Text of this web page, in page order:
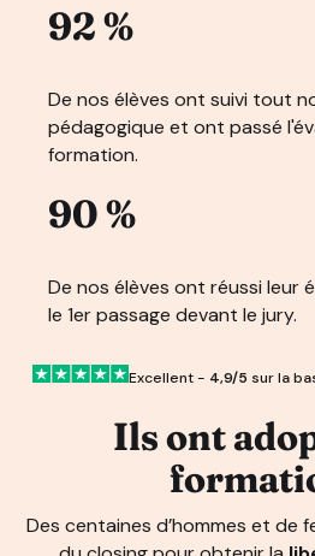
92 %
De nos élèves ont suivi tout
pédagogique et ont passé
formation.
90 %
De nos élèves ont réussi leur
le 1er passage devant le jury.
Excellent - 4,9/5 sur la
Ils ont
Des centaines d’hommes et de